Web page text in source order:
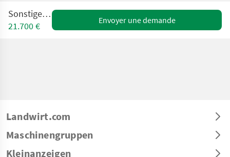
Sonstige TT6P
21.700 €
Envoyer une demande
Landwirt.com
Maschinengruppen
Kleinanzeigen